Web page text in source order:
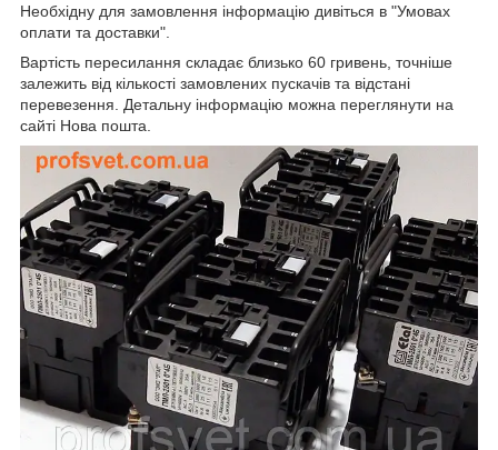
Необхідну для замовлення інформацію дивіться в "Умовах
оплати та доставки".
Вартість пересилання складає близько 60 гривень, точніше
залежить від кількості замовлених пускачів та відстані
перевезення. Детальну інформацію можна переглянути на
сайті Нова пошта.